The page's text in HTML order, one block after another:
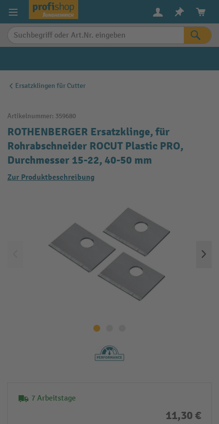
springen
Ersatzklingen für Cutter
Artikelnummer: 359680
ROTHENBERGER Ersatzklinge, für
Rohrabschneider ROCUT Plastic PRO,
Durchmesser 15-22, 40-50 mm
Zur Produktbeschreibung
7 Arbeitstage
11,30 €